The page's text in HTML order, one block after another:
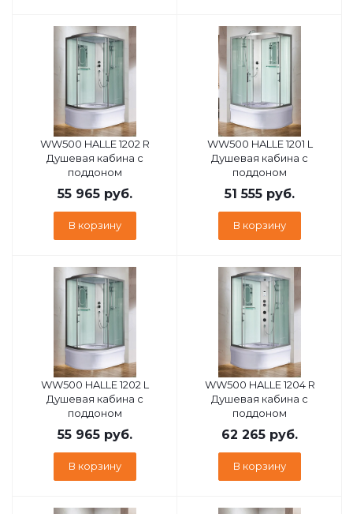
WW500 HALLE 1202 R
Душевая кабина с
поддоном
55 965 руб.
В корзину
WW500 HALLE 1201 L
Душевая кабина с
поддоном
51 555 руб.
В корзину
WW500 HALLE 1202 L
Душевая кабина с
поддоном
55 965 руб.
В корзину
WW500 HALLE 1204 R
Душевая кабина с
поддоном
62 265 руб.
В корзину